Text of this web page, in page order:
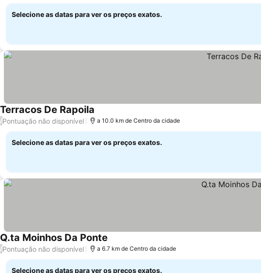
Selecione as datas para ver os preços exatos.
Terracos De Rapoila
/Pontuação não disponível a 10.0 km de Centro da cidade
Selecione as datas para ver os preços exatos.
Q.ta Moinhos Da Ponte
/Pontuação não disponível a 6.7 km de Centro da cidade
Selecione as datas para ver os preços exatos.